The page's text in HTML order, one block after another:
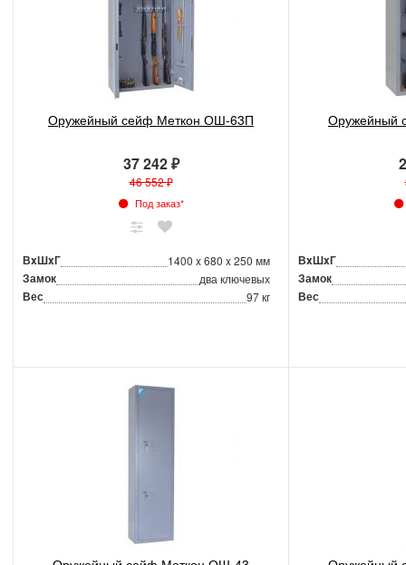
Оружейный сейф Меткон ОШ-63П
37 242 ₽
46 552 ₽
Под заказ*
ВxШxГ 1400 x 680 x 250 мм
Замок два ключевых
Вес 97 кг
Оружейный
ВxШxГ
Замок
Вес